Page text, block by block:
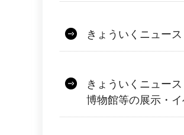
きょういくニュー
きょういくニュー
博物館等の展示・イ